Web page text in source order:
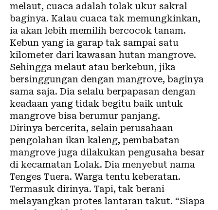
melaut, cuaca adalah tolak ukur sakral
baginya. Kalau cuaca tak memungkinkan,
ia akan lebih memilih bercocok tanam.
Kebun yang ia garap tak sampai satu
kilometer dari kawasan hutan mangrove.
Sehingga melaut atau berkebun, jika
bersinggungan dengan mangrove, baginya
sama saja. Dia selalu berpapasan dengan
keadaan yang tidak begitu baik untuk
mangrove bisa berumur panjang.
Dirinya bercerita, selain perusahaan
pengolahan ikan kaleng, pembabatan
mangrove juga dilakukan pengusaha besar
di kecamatan Lolak. Dia menyebut nama
Tenges Tuera. Warga tentu keberatan.
Termasuk dirinya. Tapi, tak berani
melayangkan protes lantaran takut. “Siapa